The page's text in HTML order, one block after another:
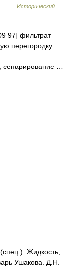
…
Исторический
97] фильтрат
перегородку.
сепарирование …
Жидкость,
Ушакова. Д.Н.